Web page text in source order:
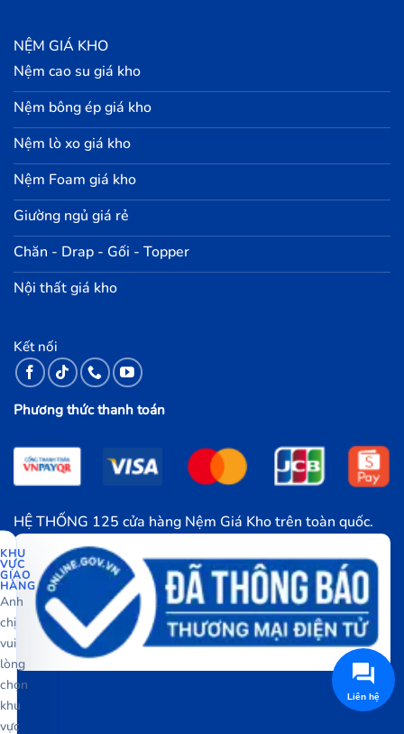
NỆM GIÁ KHO
Nệm cao su giá kho
Nệm bông ép giá kho
Nệm lò xo giá kho
Nệm Foam giá kho
Giường ngủ giá rẻ
Chăn - Drap - Gối - Topper
Nội thất giá kho
Kết nối
Phương thức thanh toán
HỆ THỐNG 125 cửa hàng Nệm Giá Kho trên toàn quốc.
Liên hệ
KHU
VỰC
GIAO
HÀNG
Anh
chị
vui
lòng
chọn
khu
vực